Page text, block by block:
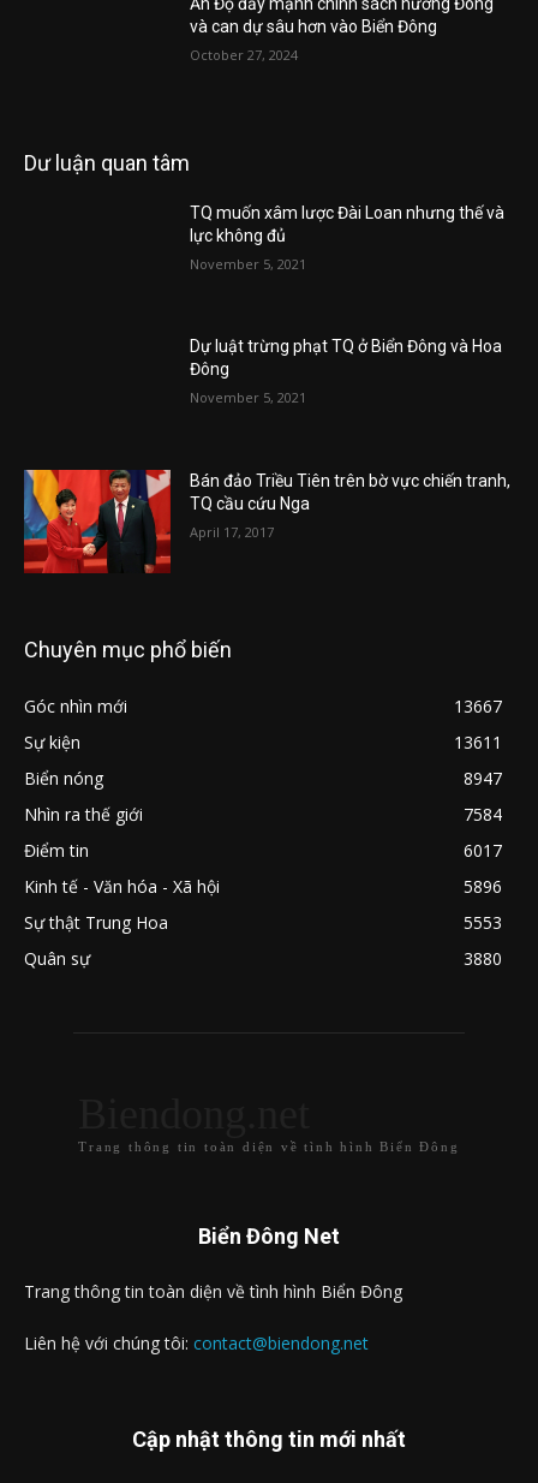
và can dự sâu hơn vào Biển Đông
October 27, 2024
Dư luận quan tâm
TQ muốn xâm lược Đài Loan nhưng thế và
lực không đủ
November 5, 2021
Dự luật trừng phạt TQ ở Biển Đông và Hoa
Đông
November 5, 2021
Bán đảo Triều Tiên trên bờ vực chiến tranh,
TQ cầu cứu Nga
April 17, 2017
Chuyên mục phổ biến
Góc nhìn mới
13667
Sự kiện
13611
Biển nóng
8947
Nhìn ra thế giới
7584
Điểm tin
6017
Kinh tế - Văn hóa - Xã hội
5896
Sự thật Trung Hoa
5553
Quân sự
3880
Trang thông tin toàn diện về tình hình Biển Đông
Biển Đông Net
Trang thông tin toàn diện về tình hình Biển Đông
Liên hệ với chúng tôi: contact@biendong.net
Cập nhật thông tin mới nhất